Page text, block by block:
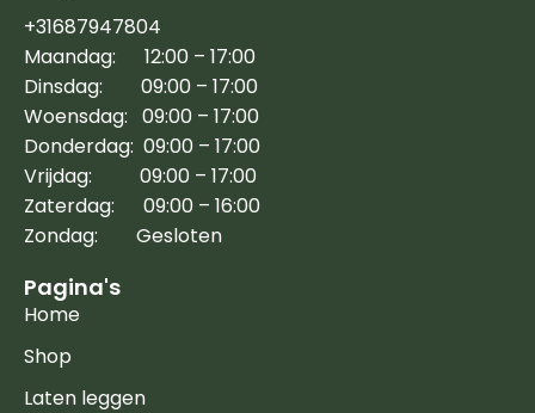
+31687947804
Maandag: 12:00 – 17:00
Dinsdag: 09:00 – 17:00
Woensdag: 09:00 – 17:00
Donderdag: 09:00 – 17:00
Vrijdag: 09:00 – 17:00
Zaterdag: 09:00 – 16:00
Zondag: Gesloten
Pagina's
Home
Shop
Laten leggen